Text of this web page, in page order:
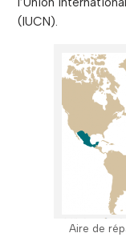
(IUCN).
Aire de